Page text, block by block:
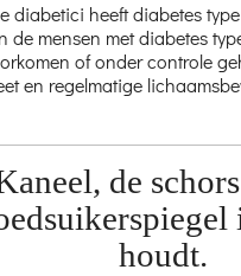
diabetici heeft diabetes
de mensen met diabetes
of onder controle
en regelmatige
de
houdt.